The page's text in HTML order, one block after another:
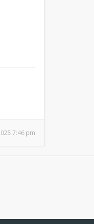
7:46 pm